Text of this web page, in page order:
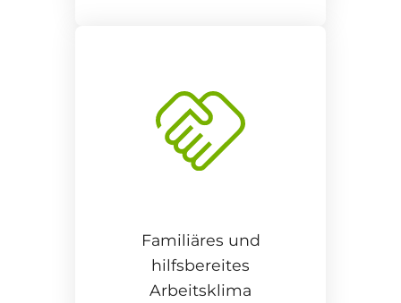
Familiäres und
hilfsbereites
Arbeitsklima